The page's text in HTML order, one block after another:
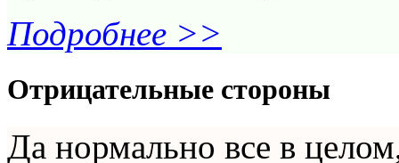
Подробнее >>
Отрицательные стороны
Да нормально все в